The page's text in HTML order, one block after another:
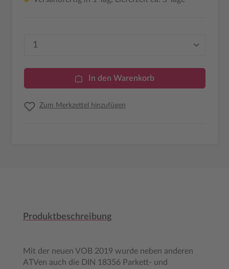
Produkt Anzahl: Gib den gewünschten
In den Warenkorb
Zum Merkzettel hinzufügen
Produktbeschreibung
Mit der neuen VOB 2019 wurde neben anderen
ATVen auch die DIN 18356 Parkett- und